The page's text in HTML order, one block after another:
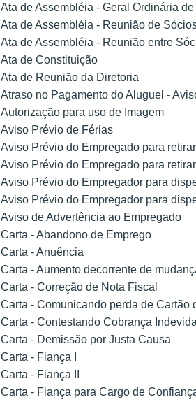
Ata de Assembléia - Geral Ordinária
Ata de Assembléia - Reunião de
Ata de Assembléia - Reunião entre
Ata de Constituição
Ata de Reunião da Diretoria
Atraso no Pagamento do Aluguel -
Autorização para uso de Imagem
Aviso Prévio de Férias
Aviso Prévio do Empregado para
Aviso Prévio do Empregado para
Aviso Prévio do Empregador para
Aviso Prévio do Empregador para
Aviso de Advertência ao Empregado
Carta - Abandono de Emprego
Carta - Anuência
Carta - Aumento decorrente de
Carta - Correção de Nota Fiscal
Carta - Comunicando perda de Cartão
Carta - Contestando Cobrança
Carta - Demissão por Justa Causa
Carta - Fiança I
Carta - Fiança II
Carta - Fiança para Cargo de